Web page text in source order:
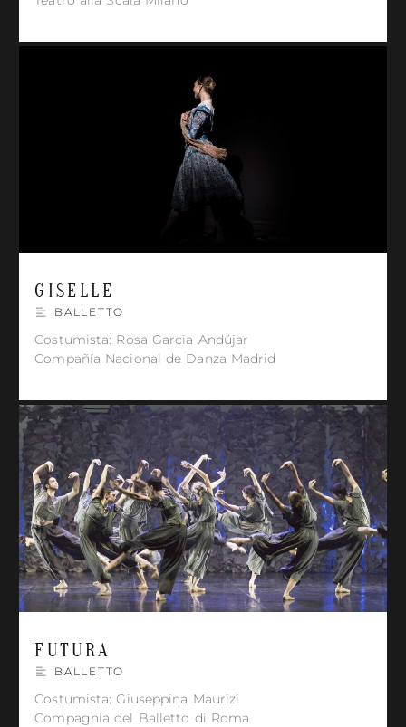
GISELLE
BALLETTO
Costumista: Rosa Garcia Andújar
Compañía Nacional de Danza Madrid
FUTURA
BALLETTO
Costumista: Giuseppina Maurizi
Compagnia del Balletto di Roma